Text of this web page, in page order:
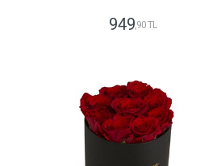
949,90 TL